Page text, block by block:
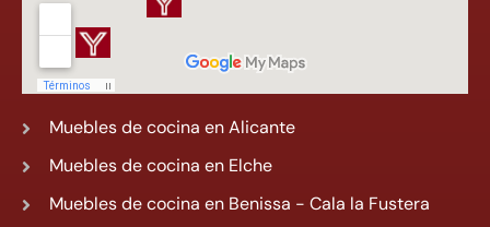
Muebles de cocina en Alicante
Muebles de cocina en Elche
Muebles de cocina en Benissa - Cala la Fustera